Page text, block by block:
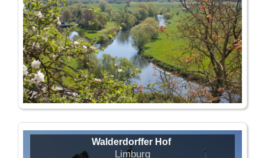
Walderdorffer Hof
Limburg